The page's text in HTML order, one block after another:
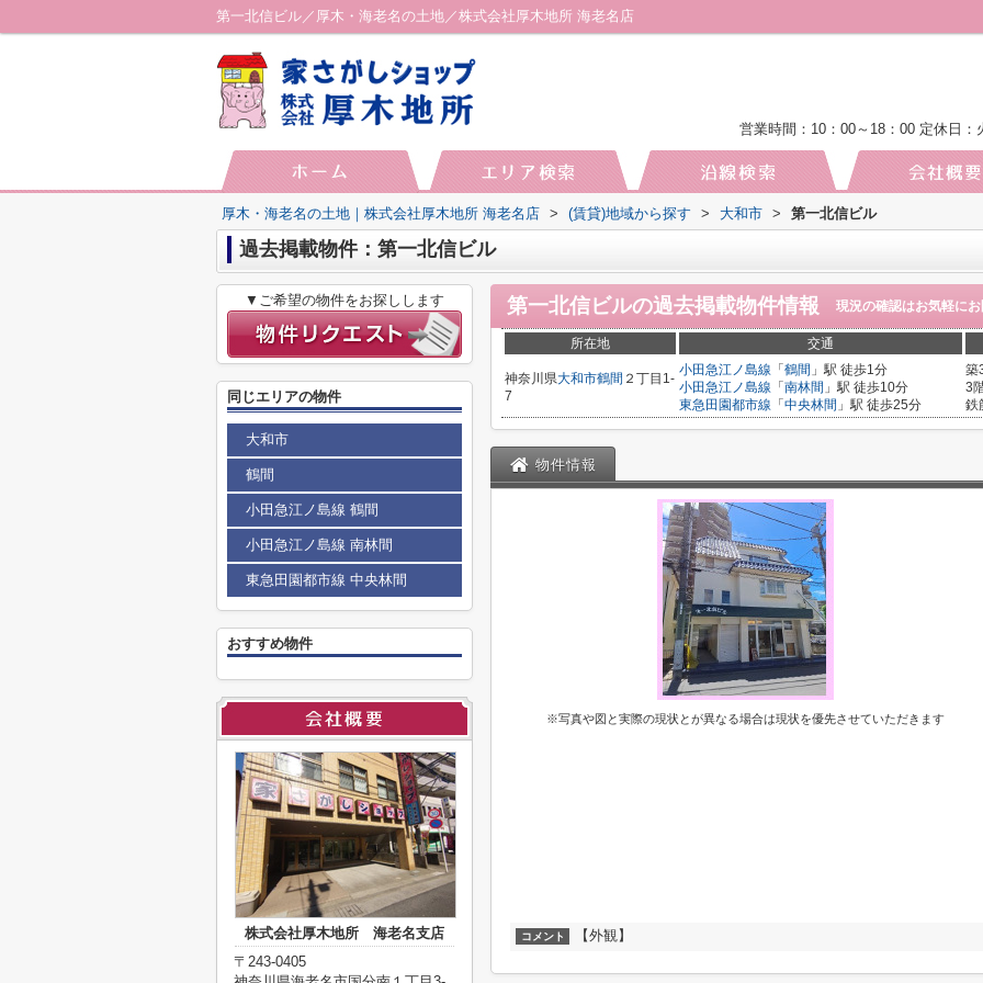
第一北信ビル／厚木・海老名の土地／株式会社厚木地所 海老名店
営業時間：10：00～18：00 定休日：
厚木・海老名の土地｜株式会社厚木地所 海老名店 > (賃貸)地域から探す > 大和市 > 第一北信ビル
過去掲載物件：第一北信ビル
第一北信ビルの過去掲載物件情報 現況の確認はお気軽に
所在地 交通
神奈川県大和市鶴間 ２丁目1-
7
小田急江ノ島線 「 鶴間 」駅 徒歩1分
小田急江ノ島線 「 南林間 」駅 徒歩10分
東急田園都市線 「 中央林間 」駅 徒歩25分
築
3
鉄
物件情報
※写真や図と実際の現状とが異なる場合は現状を優先させていただきます
コメント 【外観】
▼ご希望の物件をお探しします
同じエリアの物件
大和市
鶴間
小田急江ノ島線 鶴間
小田急江ノ島線 南林間
東急田園都市線 中央林間
おすすめ物件
株式会社厚木地所 海老名支店
〒243-0405